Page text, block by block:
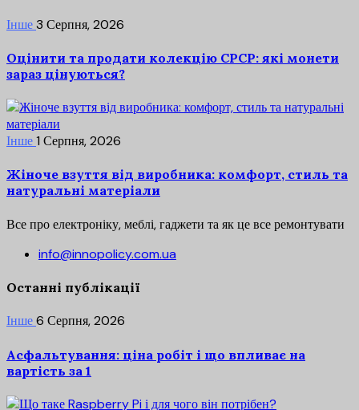
Інше3 Серпня, 2026
Оцінити та продати колекцію СРСР: які монети
зараз цінуються?
Інше1 Серпня, 2026
Жіноче взуття від виробника: комфорт, стиль та
натуральні матеріали
Все про електроніку, меблі, гаджети та як це все ремонтувати
info@innopolicy.com.ua
Останні публікації
Інше6 Серпня, 2026
Асфальтування: ціна робіт і що впливає на
вартість за 1